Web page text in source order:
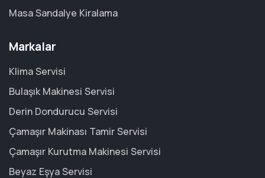
Masa Sandalye Kiralama
Markalar
Klima Servisi
Bulaşık Makinesi Servisi
Derin Dondurucu Servisi
Çamaşır Makinası Tamir Servisi
Çamaşır Kurutma Makinesi Servisi
Beyaz Eşya Servisi